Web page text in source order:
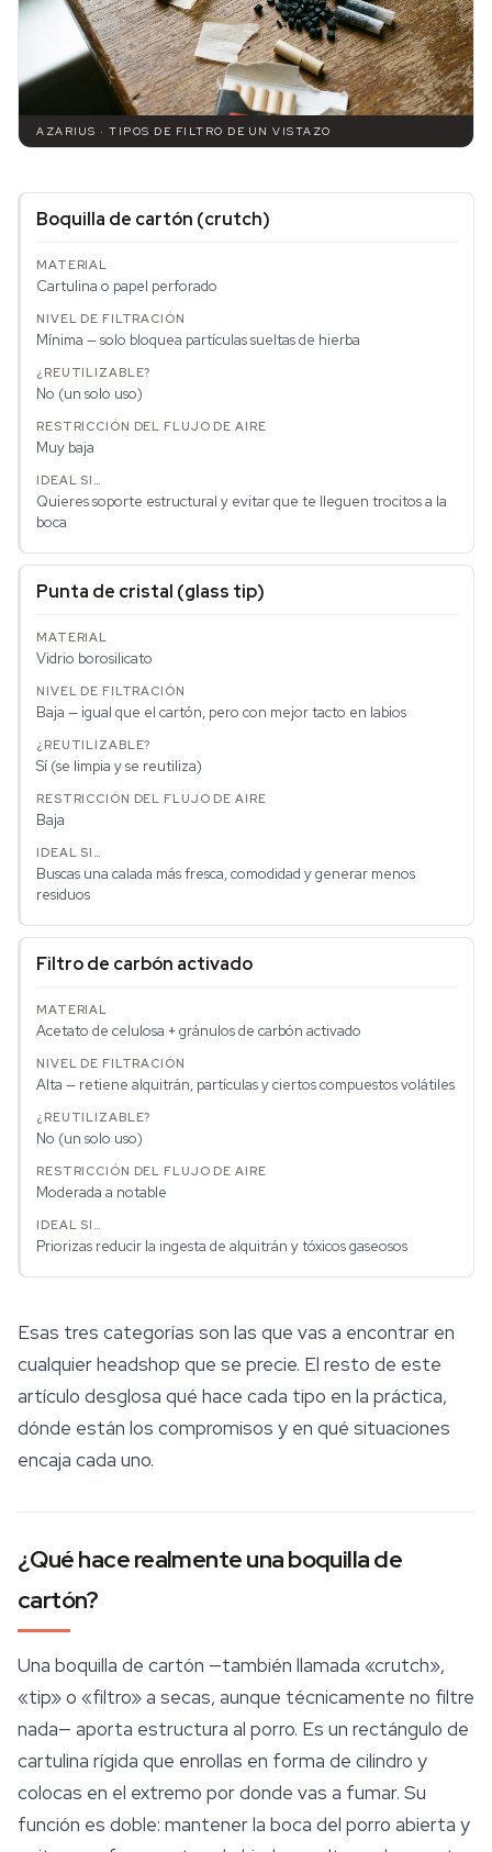
AZARIUS · TIPOS DE FILTRO DE UN VISTAZO
Boquilla de cartón (crutch)
Cartulina o papel perforado
Mínima — solo bloquea partículas sueltas de hierba
No (un solo uso)
Muy baja
Quieres soporte estructural y evitar que te lleguen trocitos a la
boca
Punta de cristal (glass tip)
Vidrio borosilicato
Baja — igual que el cartón, pero con mejor tacto en labios
Sí (se limpia y se reutiliza)
Baja
Buscas una calada más fresca, comodidad y generar menos
residuos
Filtro de carbón activado
Acetato de celulosa + gránulos de carbón activado
Alta — retiene alquitrán, partículas y ciertos compuestos volátiles
No (un solo uso)
Moderada a notable
Priorizas reducir la ingesta de alquitrán y tóxicos gaseosos
Esas tres categorías son las que vas a encontrar en
cualquier headshop que se precie. El resto de este
artículo desglosa qué hace cada tipo en la práctica,
dónde están los compromisos y en qué situaciones
encaja cada uno.
¿Qué hace realmente una boquilla de
cartón?
Una boquilla de cartón —también llamada «crutch»,
«tip» o «filtro» a secas, aunque técnicamente no filtre
nada— aporta estructura al porro. Es un rectángulo de
cartulina rígida que enrollas en forma de cilindro y
colocas en el extremo por donde vas a fumar. Su
función es doble: mantener la boca del porro abierta y